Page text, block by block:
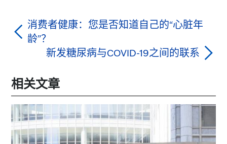
消费者健康：您是否知道自己的“心脏年
龄”？
新发糖尿病与COVID-19之间的联系
相关文章